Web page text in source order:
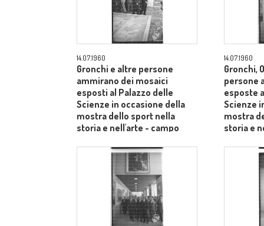
14.07.1960
Gronchi e altre persone
ammirano dei mosaici
esposti al Palazzo delle
Scienze in occasione della
mostra dello sport nella
storia e nell'arte - campo
14.07.1960
Gronchi,
persone
esposte
Scienze
mostra
storia e